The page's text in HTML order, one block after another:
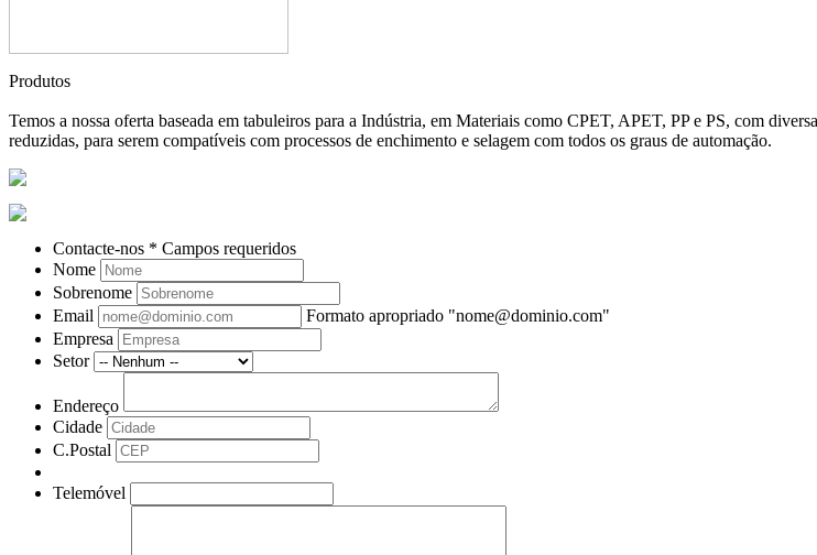
Produtos
Temos a nossa oferta baseada em tabuleiros para a Indústria, em Materiais como CPET, APET, PP e PS, com
reduzidas, para serem compatíveis com processos de enchimento e selagem com todos os graus de automação.
Contacte-nos * Campos requeridos
Nome
Sobrenome
Email
Formato apropriado "nome@dominio.com"
Empresa
Setor
Endereço
Cidade
C.Postal
Telemóvel